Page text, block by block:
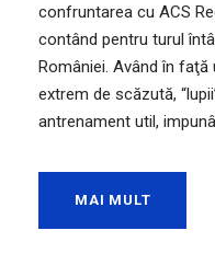
confruntarea cu ACS
contând pentru turul
României. Având în
extrem de scăzută,
antrenament util,
MAI MULT